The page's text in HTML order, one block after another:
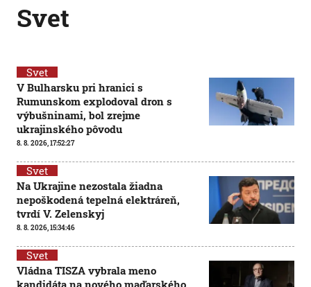
Svet
Svet
V Bulharsku pri hranici s
Rumunskom explodoval dron s
výbušninami, bol zrejme
ukrajinského pôvodu
8. 8. 2026, 17:52:27
Svet
Na Ukrajine nezostala žiadna
nepoškodená tepelná elektráreň,
tvrdí V. Zelenskyj
8. 8. 2026, 15:34:46
Svet
Vládna TISZA vybrala meno
kandidáta na nového maďarského